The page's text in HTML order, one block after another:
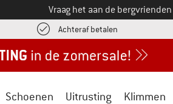
Vraag het aan de bergvrienden
Achteraf betalen vind de
Schoenen Uitrusting Klimmen